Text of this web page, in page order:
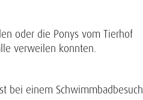
oder die Ponys vom Tierhof
verweilen konnten.
bei einem Schwimm­badbesuch